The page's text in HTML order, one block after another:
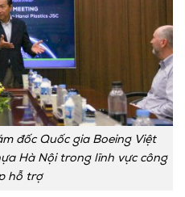
đốc Quốc gia Boeing Việt
Hà Nội trong lĩnh vực công
hỗ trợ